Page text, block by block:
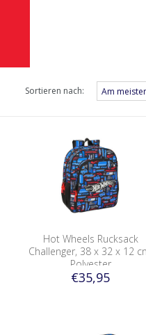
Sortieren nach:
Hot Wheels Rucksack
Challenger, 38 x 32 x 12
Polyester
€35,95